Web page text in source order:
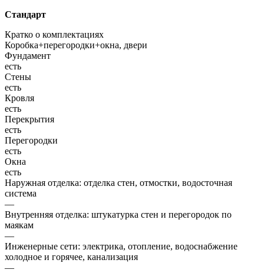
Стандарт
Кратко о комплектациях
Коробка+перегородки+окна, двери
Фундамент
есть
Стены
есть
Кровля
есть
Перекрытия
есть
Перегородки
есть
Окна
есть
Наружная отделка: отделка стен, отмостки, водосточная
система
—
Внутренняя отделка: штукатурка стен и перегородок по
маякам
—
Инженерные сети: электрика, отопление, водоснабжение
холодное и горячее, канализация
—